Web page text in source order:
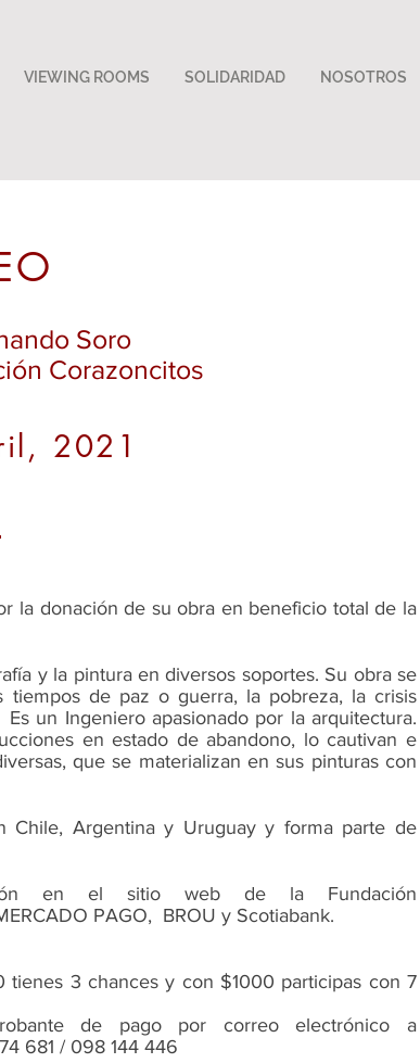
VIEWING ROOMS SOLIDARIDAD NOSOTROS
Soro
Corazoncitos
2021
la donación de su obra en beneficio total de la
y la pintura en diversos soportes. Su obra se
tiempos de paz o guerra, la pobreza, la crisis
un Ingeniero apasionado por la arquitectura.
en estado de abandono, lo cautivan e
que se materializan en sus pinturas con
Chile, Argentina y Uruguay y forma parte de
en el sitio web de la Fundación
PAGO, BROU y Scotiabank.
3 chances y con $1000 participas con 7
de pago por correo electrónico a
681 / 098 144 446